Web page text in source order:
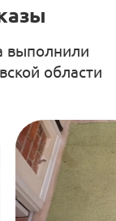
выполнили
области